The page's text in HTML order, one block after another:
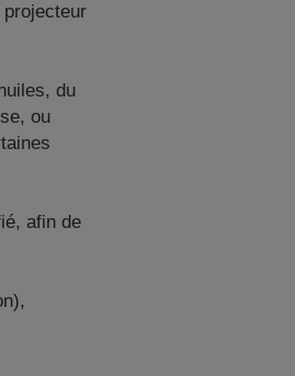
du
ou
afin de